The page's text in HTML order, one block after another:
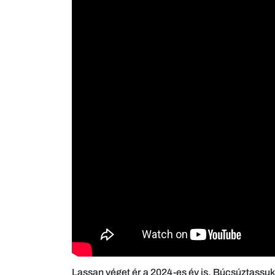
Lassan véget ér a 2024-es év is.